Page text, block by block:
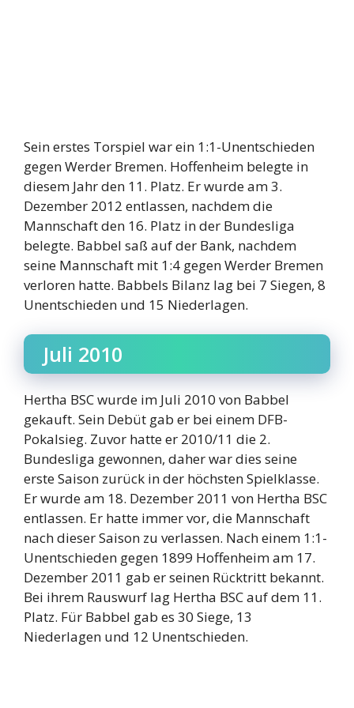
Sein erstes Torspiel war ein 1:1-Unentschieden
gegen Werder Bremen. Hoffenheim belegte in
diesem Jahr den 11. Platz. Er wurde am 3.
Dezember 2012 entlassen, nachdem die
Mannschaft den 16. Platz in der Bundesliga
belegte. Babbel saß auf der Bank, nachdem
seine Mannschaft mit 1:4 gegen Werder Bremen
verloren hatte. Babbels Bilanz lag bei 7 Siegen, 8
Unentschieden und 15 Niederlagen.
Juli 2010
Hertha BSC wurde im Juli 2010 von Babbel
gekauft. Sein Debüt gab er bei einem DFB-
Pokalsieg. Zuvor hatte er 2010/11 die 2.
Bundesliga gewonnen, daher war dies seine
erste Saison zurück in der höchsten Spielklasse.
Er wurde am 18. Dezember 2011 von Hertha BSC
entlassen. Er hatte immer vor, die Mannschaft
nach dieser Saison zu verlassen. Nach einem 1:1-
Unentschieden gegen 1899 Hoffenheim am 17.
Dezember 2011 gab er seinen Rücktritt bekannt.
Bei ihrem Rauswurf lag Hertha BSC auf dem 11.
Platz. Für Babbel gab es 30 Siege, 13
Niederlagen und 12 Unentschieden.